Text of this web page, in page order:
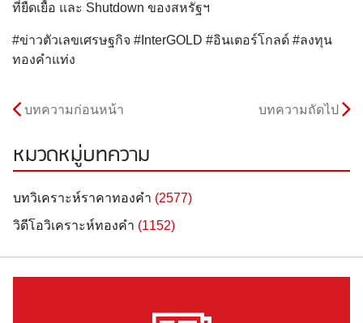
ที่ยืดเยื้อ และ Shutdown ของสหรัฐฯ
#ข่าวตัวเลขเศรษฐกิจ #InterGOLD #อินเตอร์โกลด์ #ลงทุน
ทองคำแท่ง
บทความก่อนหน้า บทความถัดไป
หมวดหมู่บทความ
บทวิเคราะห์ราคาทองคำ (2577)
วิดีโอวิเคราะห์ทองคำ (1152)